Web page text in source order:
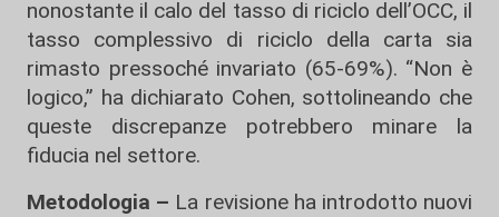
nonostante il calo del tasso di riciclo dell’OCC, il
tasso complessivo di riciclo della carta sia
rimasto pressoché invariato (65-69%). “Non è
logico,” ha dichiarato Cohen, sottolineando che
queste discrepanze potrebbero minare la
fiducia nel settore.
Metodologia – La revisione ha introdotto nuovi